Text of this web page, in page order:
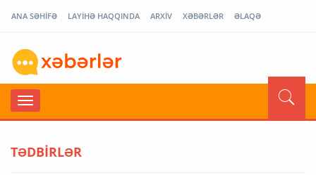
ANA SƏHİFƏ LAYİHƏ HAQQINDA ARXİV XƏBƏRLƏR ƏLAQƏ
TƏDBİRLƏR